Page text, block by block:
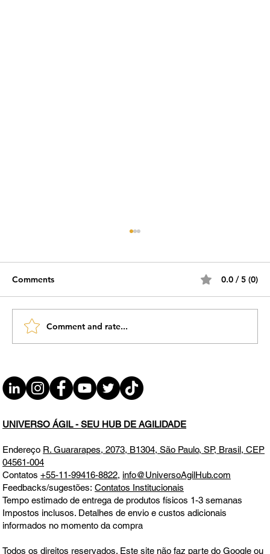
Incertezas: Estimativas em Projetos
Complexos SEX 07.02.25 07h31
Comments 0.0 / 5 (0)
Comment and rate...
UNIVERSO ÁGIL - SEU HUB DE AGILIDADE
Endereço R. Guararapes, 2073, B1304, São Paulo, SP, Brasil, CEP
04561-004
Contatos+55-11-99416-8822, info@UniversoAgilHub.com
Feedbacks/sugestões:Contatos Institucionais
Tempo estimado de entrega de produtos físicos 1-3 semanas
Impostos inclusos. Detalhes de envio e custos adicionais
informados no momento da compra
Todos os direitos reservados. Este site não faz parte do Google ou